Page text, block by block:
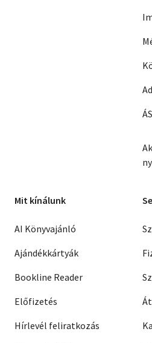
Mit kínálunk
AI Könyvajánló
Ajándékkártyák
Bookline Reader
Előfizetés
Hírlevél feliratkozás